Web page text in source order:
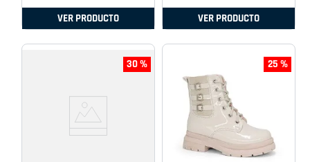
VER PRODUCTO VER PRODUCTO
30 % 25 %